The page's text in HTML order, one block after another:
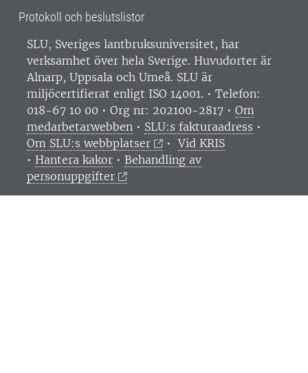
Protokoll och beslutslistor
SLU, Sveriges lantbruksuniversitet, har
verksamhet över hela Sverige. Huvudorter är
Alnarp, Uppsala och Umeå. SLU är
miljöcertifierat enligt ISO 14001. • Telefon:
018-67 10 00 • Org nr: 202100-2817 • Om
medarbetarwebben • SLU:s fakturaadress •
Om SLU:s webbplatser
•Vid KRIS
• Hantera kakor • Behandling av
personuppgifter